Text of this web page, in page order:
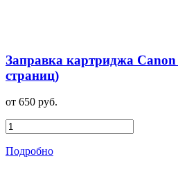
Заправка картриджа
страниц)
от 650 руб.
Подробно